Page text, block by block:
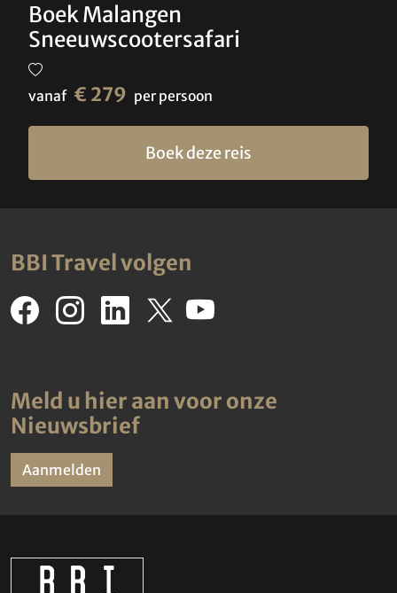
Boek Malangen
Sneeuwscootersafari
vanaf € 279 per persoon
Boek deze reis
BBI Travel volgen
Meld u hier aan voor onze
Nieuwsbrief
Aanmelden